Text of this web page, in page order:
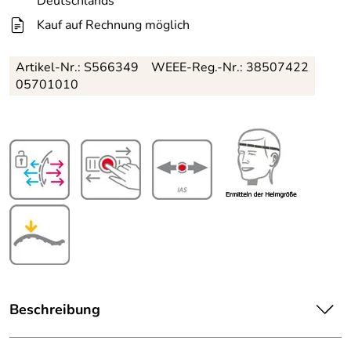
Kauf auf Rechnung möglich
Artikel-Nr.: S566349
05701010
WEEE-Reg.-Nr.: 38507422
Beschreibung
Für alle, die es unkompliziert mögen, der uvex Monte LT